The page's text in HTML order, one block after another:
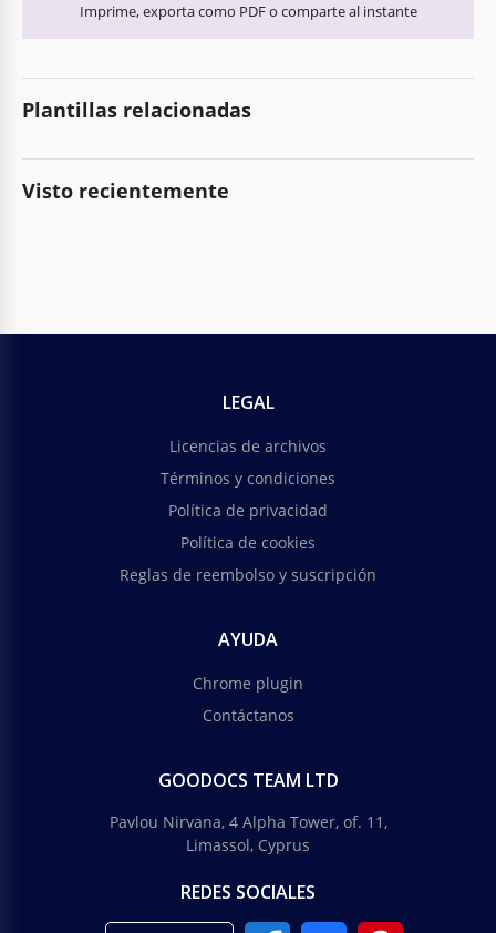
Imprime, exporta como PDF o comparte al instante
Plantillas relacionadas
Visto recientemente
LEGAL
Licencias de archivos
Términos y condiciones
Política de privacidad
Política de cookies
Reglas de reembolso y suscripción
AYUDA
Chrome plugin
Contáctanos
GOODOCS TEAM LTD
Pavlou Nirvana, 4 Alpha Tower, of. 11,
Limassol, Cyprus
REDES SOCIALES